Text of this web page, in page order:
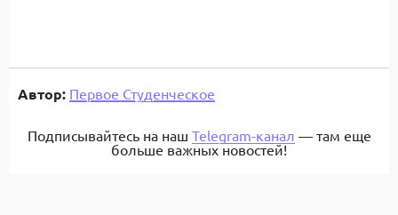
Автор: Первое Студенческое
Подписывайтесь на наш Telegram-канал — там еще
больше важных новостей!